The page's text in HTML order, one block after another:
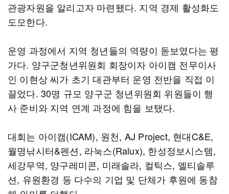
관광자원을 알리고자 마련됐다. 지역 경제 활성화도
도모한다.
운영 과정에서 지역 청년들의 역량이 돋보였다는 평
가다. 양구군청년위원회 회장이자 아이캠 전무이사
인 이현상 씨가 초기 대관부터 운영 전반을 직접 이
끌었다. 30명 규모 양구군 청년위원회 위원들이 행
사 준비와 지역 연계 과정에 힘을 보탰다.
대회는 아이캠(ICAM), 원천, AJ Project, 현대C&E,
월명낚시터&펜션, 라눅스(Ralux), 한성정보시스템,
세강무역, 양구레미콘, 미래솔라, 컬틱스, 엘티솔루
션, 유원환경 등 다수의 기업 및 단체가 후원에 동참